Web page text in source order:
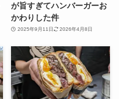
が旨すぎてハンバーガーお
かわりした件
2025年9月11日 2026年4月8日